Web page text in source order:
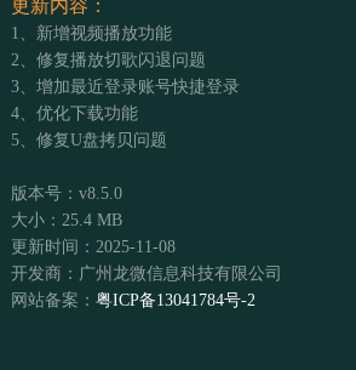
更新内容：
1、新增视频播放功能
2、修复播放切歌闪退问题
3、增加最近登录账号快捷登录
4、优化下载功能
5、修复U盘拷贝问题
版本号：v8.5.0
大小：25.4 MB
更新时间：2025-11-08
开发商：广州龙微信息科技有限公司
网站备案： 粤ICP备13041784号-2